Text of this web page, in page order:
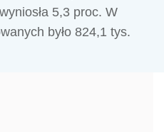
5,3 proc. W
było 824,1 tys.